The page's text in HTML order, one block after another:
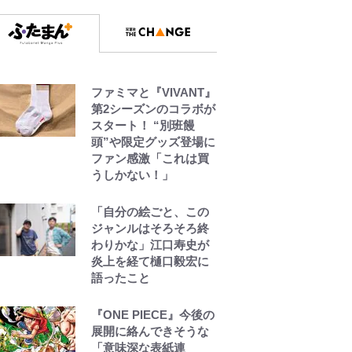
ファミマと『VIVANT』
第2シーズンのコラボが
スタート！ “別班饅
頭”や限定グッズ登場に
ファン感激「これは買
うしかない！」
「自分の絵ごと、この
ジャンルはそろそろ終
わりかな」江口寿史が
炎上を経て樋口毅宏に
語ったこと
『ONE PIECE』今後の
展開に絡んできそうな
「意味深な表紙連